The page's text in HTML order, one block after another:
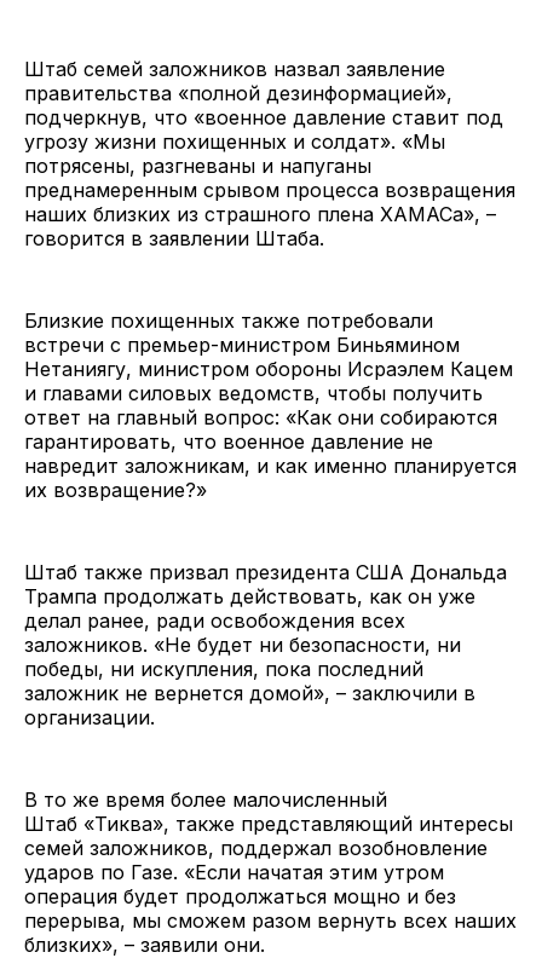
Штаб семей заложников назвал заявление
правительства «полной дезинформацией»,
подчеркнув, что «военное давление ставит под
угрозу жизни похищенных и солдат». «Мы
потрясены, разгневаны и напуганы
преднамеренным срывом процесса возвращения
наших близких из страшного плена ХАМАСа», –
говорится в заявлении Штаба.
Близкие похищенных также потребовали
встречи с премьер-министром Биньямином
Нетаниягу, министром обороны Исраэлем Кацем
и главами силовых ведомств, чтобы получить
ответ на главный вопрос: «Как они собираются
гарантировать, что военное давление не
навредит заложникам, и как именно планируется
их возвращение?»
Штаб также призвал президента США Дональда
Трампа продолжать действовать, как он уже
делал ранее, ради освобождения всех
заложников. «Не будет ни безопасности, ни
победы, ни искупления, пока последний
заложник не вернется домой», – заключили в
организации.
В то же время более малочисленный
Штаб «Тиква», также представляющий интересы
семей заложников, поддержал возобновление
ударов по Газе. «Если начатая этим утром
операция будет продолжаться мощно и без
перерыва, мы сможем разом вернуть всех наших
близких», – заявили они.